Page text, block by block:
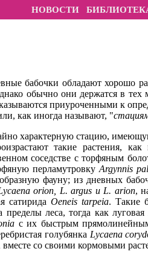
НОВОСТИ
бабочки обладают хорошо
обычно они держатся в
приуроченными к
как иногда называют, "
характерную стацию,
такие растения,
соседстве с торфяным
перламутровкуArgynnis
фауну; из дневных
orion, L. argus и L. arion,
сатирида Oeneis tarpeia. Такие
пределы леса, тогда как луговая
с их быстрым
голубянка Lycaena
вместе со своими кормовыми